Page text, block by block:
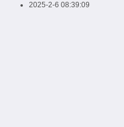
2025-2-6 08:39:09